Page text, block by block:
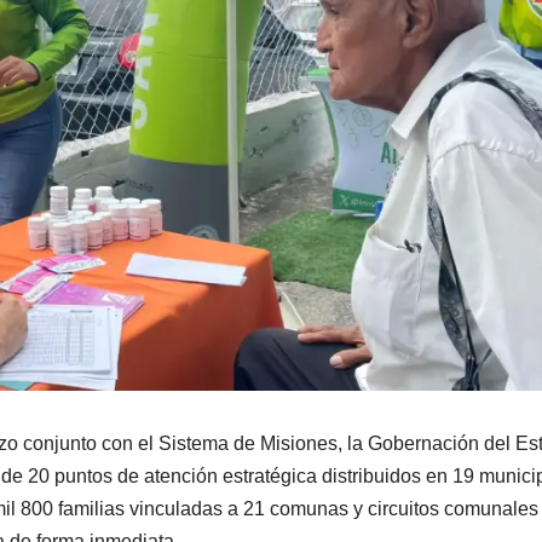
conjunto con el Sistema de Misiones, la Gobernación del
20 puntos de atención estratégica distribuidos en 19
800 familias vinculadas a 21 comunas y circuitos comunales